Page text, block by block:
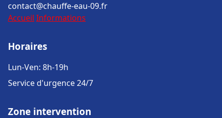
contact@chauffe-eau-09.fr
Accueil Informations
Horaires
Lun-Ven: 8h-19h
Service d'urgence 24/7
Zone intervention